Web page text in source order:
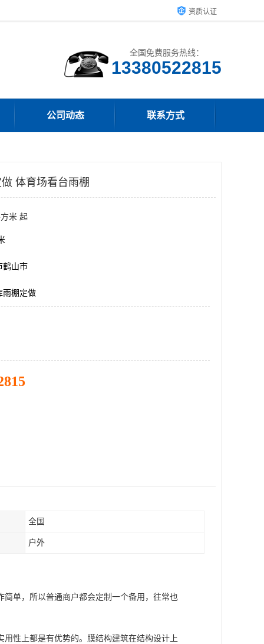
资质认证
全国免费服务热线：
13380522815
公司动态 联系方式
体育场看台雨棚
米 起
鹤山市
雨棚定做
全国
户外
单，所以普通商户都会定制一个备用，往常也
性上都是有优势的。膜结构建筑在结构设计上